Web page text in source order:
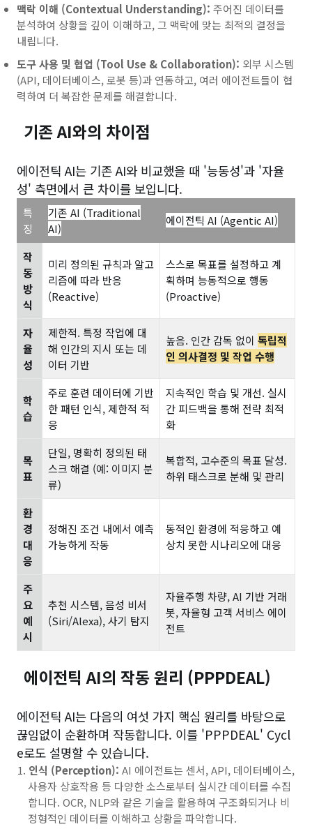
맥락 이해 (Contextual Understanding): 주어진 데이터를
분석하여 상황을 깊이 이해하고, 그 맥락에 맞는 최적의 결정을
내립니다.
도구 사용 및 협업 (Tool Use & Collaboration): 외부 시스템
(API, 데이터베이스, 로봇 등)과 연동하고, 여러 에이전트들이 협
력하여 더 복잡한 문제를 해결합니다.
기존 AI와의 차이점
에이전틱 AI는 기존 AI와 비교했을 때 '능동성'과 '자율
성' 측면에서 큰 차이를 보입니다.
특
징
기존 AI (Traditional
AI)
에이전틱 AI (Agentic AI)
작
동
방
식
미리 정의된 규칙과 알고
리즘에 따라 반응
(Reactive)
스스로 목표를 설정하고 계
획하며 능동적으로 행동
(Proactive)
자
율
성
제한적. 특정 작업에 대
해 인간의 지시 또는 데
이터 기반
높음. 인간 감독 없이 독립적
인 의사결정 및 작업 수행
학
습
주로 훈련 데이터에 기반
한 패턴 인식, 제한적 적
응
지속적인 학습 및 개선. 실시
간 피드백을 통해 전략 최적
화
목
표
단일, 명확히 정의된 태
스크 해결 (예: 이미지 분
류)
복합적, 고수준의 목표 달성.
하위 태스크로 분해 및 관리
환
경
대
응
정해진 조건 내에서 예측
가능하게 작동
동적인 환경에 적응하고 예
상치 못한 시나리오에 대응
주
요
예
시
추천 시스템, 음성 비서
(Siri/Alexa), 사기 탐지
자율주행 차량, AI 기반 거래
봇, 자율형 고객 서비스 에이
전트
에이전틱 AI의 작동 원리 (PPPDEAL)
에이전틱 AI는 다음의 여섯 가지 핵심 원리를 바탕으로
끊임없이 순환하며 작동합니다. 이를 'PPPDEAL' Cycl
e로도 설명할 수 있습니다.
인식 (Perception): AI 에이전트는 센서, API, 데이터베이스,
사용자 상호작용 등 다양한 소스로부터 실시간 데이터를 수집
합니다. OCR, NLP와 같은 기술을 활용하여 구조화되거나 비
정형적인 데이터를 이해하고 상황을 파악합니다.